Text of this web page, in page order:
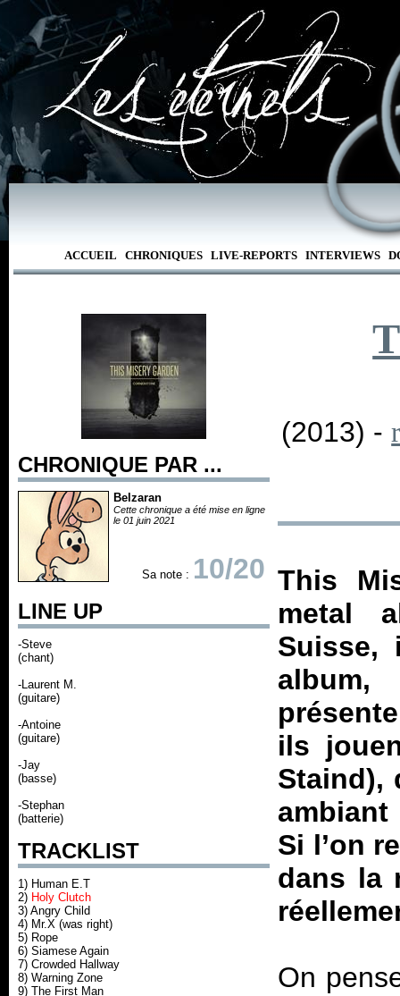
ACCUEIL CHRONIQUES LIVE-REPORTS INTERVIEWS
CHRONIQUE PAR ...
Belzaran
Cette chronique a été mise en ligne
le 01 juin 2021
Sa note : 10/20
LINE UP
-Steve
(chant)
-Laurent M.
(guitare)
-Antoine
(guitare)
-Jay
(basse)
-Stephan
(batterie)
TRACKLIST
1) Human E.T
2) Holy Clutch
3) Angry Child
4) Mr.X (was right)
5) Rope
6) Siamese Again
7) Crowded Hallway
8) Warning Zone
9) The First Man
(2013) -
This
metal
Suisse,
ils
Staind),
ambiant
Si l’on
dans la
On